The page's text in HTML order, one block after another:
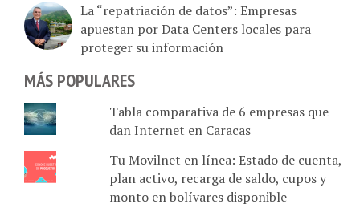
La “repatriación de datos”: Empresas
apuestan por Data Centers locales para
proteger su información
MÁS POPULARES
Tabla comparativa de 6 empresas que
dan Internet en Caracas
Tu Movilnet en línea: Estado de cuenta,
plan activo, recarga de saldo, cupos y
monto en bolívares disponible